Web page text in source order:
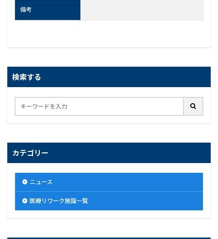
備考
検索する
カテゴリー
ニュース
医療リワーク施設一覧